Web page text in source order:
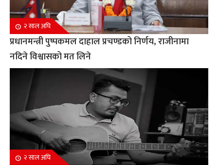
२ साल अघि
प्रधानमन्त्री पुष्पकमल दाहाल प्रचण्डको निर्णय, राजीनामा
नदिने विश्वासको मत लिने
२ साल अघि